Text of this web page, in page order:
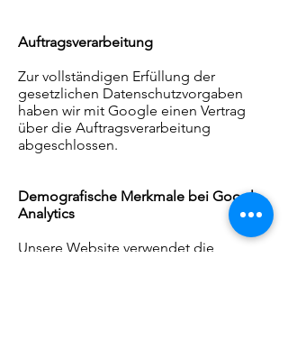
Auftragsverarbeitung
Zur vollständigen Erfüllung der
gesetzlichen Datenschutzvorgaben
haben wir mit Google einen Vertrag
über die Auftragsverarbeitung
abgeschlossen.
Demografische Merkmale bei Google
Analytics
Unsere Website verwendet die